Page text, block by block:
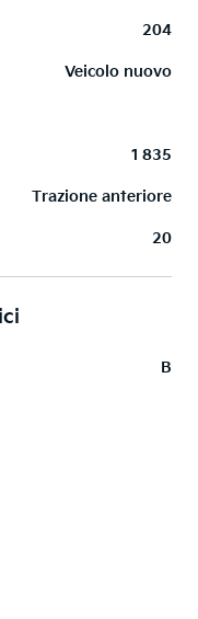
204
Veicolo nuovo
1 835
Trazione anteriore
20
B